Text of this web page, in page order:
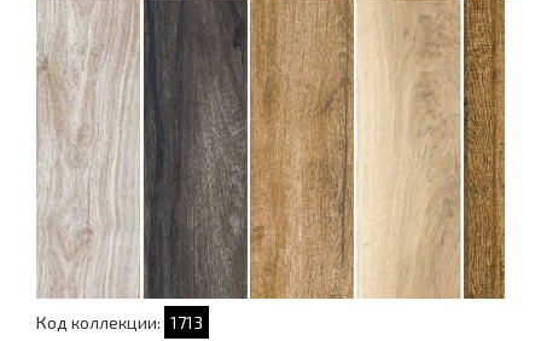
Код коллекции: 1713